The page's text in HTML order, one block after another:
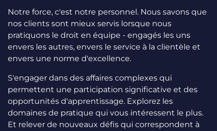
Notre force, c'est notre personnel. Nous savons que
nos clients sont mieux servis lorsque nous
pratiquons le droit en équipe - engagés les uns
envers les autres, envers le service à la clientèle et
envers une norme d'excellence.
S'engager dans des affaires complexes qui
permettent une participation significative et des
opportunités d'apprentissage. Explorez les
domaines de pratique qui vous intéressent le plus.
Et relever de nouveaux défis qui correspondent à